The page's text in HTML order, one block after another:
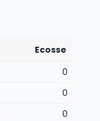
Ecosse
0
0
0